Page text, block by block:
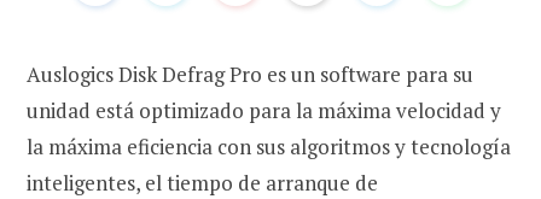
Auslogics Disk Defrag Pro es un software para su
unidad está optimizado para la máxima velocidad y
la máxima eficiencia con sus algoritmos y tecnología
inteligentes, el tiempo de arranque de